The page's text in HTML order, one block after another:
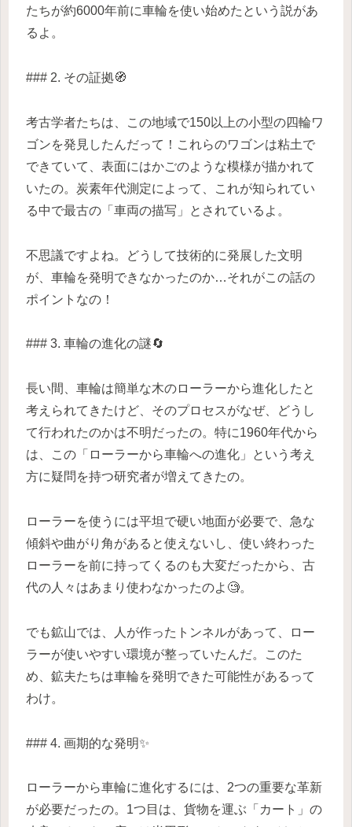
たちが約6000年前に車輪を使い始めたという説があ
るよ。
### 2. その証拠🧭
考古学者たちは、この地域で150以上の小型の四輪ワ
ゴンを発見したんだって！これらのワゴンは粘土で
できていて、表面にはかごのような模様が描かれて
いたの。炭素年代測定によって、これが知られてい
る中で最古の「車両の描写」とされているよ。
不思議ですよね。どうして技術的に発展した文明
が、車輪を発明できなかったのか…それがこの話の
ポイントなの！
### 3. 車輪の進化の謎🔄
長い間、車輪は簡単な木のローラーから進化したと
考えられてきたけど、そのプロセスがなぜ、どうし
て行われたのかは不明だったの。特に1960年代から
は、この「ローラーから車輪への進化」という考え
方に疑問を持つ研究者が増えてきたの。
ローラーを使うには平坦で硬い地面が必要で、急な
傾斜や曲がり角があると使えないし、使い終わった
ローラーを前に持ってくるのも大変だったから、古
代の人々はあまり使わなかったのよ🧐。
でも鉱山では、人が作ったトンネルがあって、ロー
ラーが使いやすい環境が整っていたんだ。このた
め、鉱夫たちは車輪を発明できた可能性があるって
わけ。
### 4. 画期的な発明✨
ローラーから車輪に進化するには、2つの重要な革新
が必要だったの。1つ目は、貨物を運ぶ「カート」の